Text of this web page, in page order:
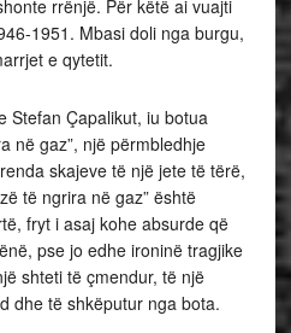
rrënjë. Për këtë ai vuajti
1951. Mbasi doli nga burgu,
e qytetit.
Stefan Çapalikut, iu botua
në gaz”, një përmbledhje
skajeve të një jete të tërë,
të ngrira në gaz” është
fryt i asaj kohe absurde që
pse jo edhe ironinë tragjike
shteti të çmendur, të një
dhe të shkëputur nga bota.